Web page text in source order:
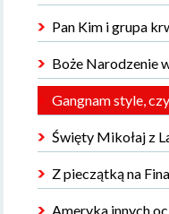
Pan Kim i grupa
Boże Narodzenie
Gangnam style,
Święty Mikołaj z
Z pieczątką na Fina
Ameryka innych